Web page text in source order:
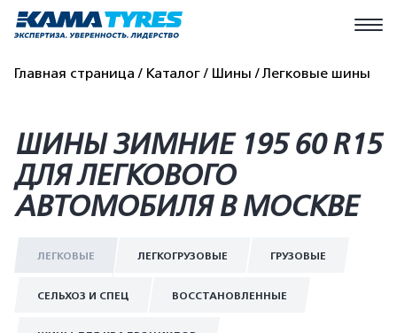
Главная страница Каталог Шины Легковые шины
ШИНЫ ЗИМНИЕ 195 60 R15
ДЛЯ ЛЕГКОВОГО
АВТОМОБИЛЯ В МОСКВЕ
ЛЕГКОВЫЕ ЛЕГКОГРУЗОВЫЕ ГРУЗОВЫЕ
СЕЛЬХОЗ И СПЕЦ ВОССТАНОВЛЕННЫЕ